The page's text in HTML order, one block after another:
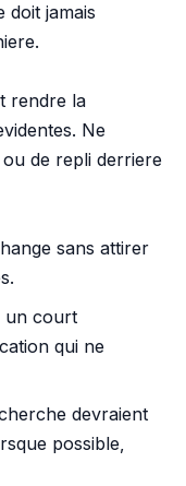
doit jamais
rendre la
Ne
de repli derriere
sans attirer
un court
qui ne
devraient
possible,